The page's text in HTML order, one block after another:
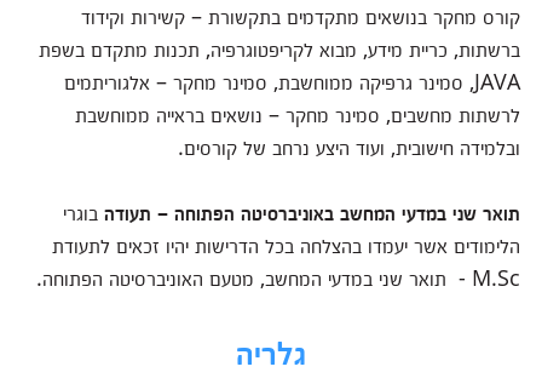
קורס מחקר בנושאים מתקדמים בתקשורת – קשירות וקידוד
ברשתות, כריית מידע, מבוא לקריפטוגרפיה, תכנות מתקדם בשפת
JAVA, סמינר גרפיקה ממוחשבת, סמינר מחקר – אלגוריתמים
לרשתות מחשבים, סמינר מחקר – נושאים בראייה ממוחשבת
ובלמידה חישובית, ועוד היצע נרחב של קורסים.
תואר שני במדעי המחשב באוניברסיטה הפתוחה – תעודהבוגרי
הלימודים אשר יעמדו בהצלחה בכל הדרישות יהיו זכאים לתעודת
M.Sc - תואר שני במדעי המחשב, מטעם האוניברסיטה הפתוחה.
גלריה